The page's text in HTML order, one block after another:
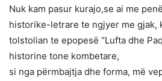
Nuk kam pasur kurajo,se ai me
historike-letrare te ngjyer me gjak,
tolstolian te epopesë “Lufta dhe
historine tone kombetare,
si nga përmbajtja dhe forma, më